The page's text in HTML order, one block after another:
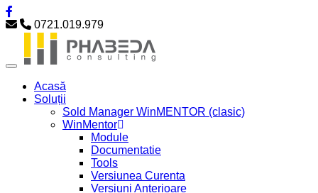
0721.019.979
Acasă
Soluții
Sold Manager WinMENTOR (clasic)
WinMentor
Module
Documentatie
Tools
Versiunea Curenta
Versiuni Anterioare